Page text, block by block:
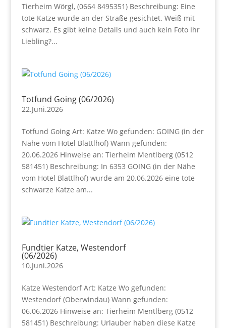
Tierheim Wörgl, (0664 8495351) Beschreibung: Eine
tote Katze wurde an der Straße gesichtet. Weiß mit
schwarz. Es gibt keine Details und auch kein Foto Ihr
Liebling?...
Totfund Going (06/2026)
22.Juni.2026
Totfund Going Art: Katze Wo gefunden: GOING (in der
Nähe vom Hotel Blattlhof) Wann gefunden:
20.06.2026 Hinweise an: Tierheim Mentlberg (0512
581451) Beschreibung: In 6353 GOING (in der Nähe
vom Hotel Blattlhof) wurde am 20.06.2026 eine tote
schwarze Katze am...
Fundtier Katze, Westendorf
(06/2026)
10.Juni.2026
Katze Westendorf Art: Katze Wo gefunden:
Westendorf (Oberwindau) Wann gefunden:
06.06.2026 Hinweise an: Tierheim Mentlberg (0512
581451) Beschreibung: Urlauber haben diese Katze